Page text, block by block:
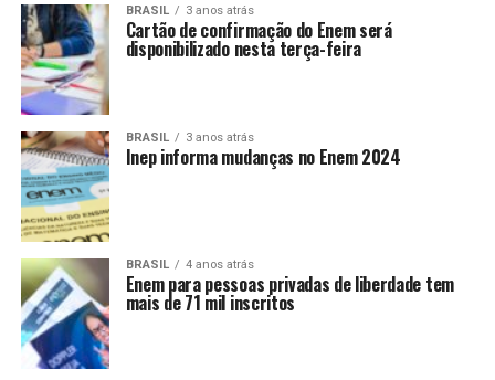
BRASIL 3 anos atrás
Cartão de confirmação do Enem será
disponibilizado nesta terça-feira
BRASIL 3 anos atrás
Inep informa mudanças no Enem 2024
BRASIL 4 anos atrás
Enem para pessoas privadas de liberdade tem
mais de 71 mil inscritos